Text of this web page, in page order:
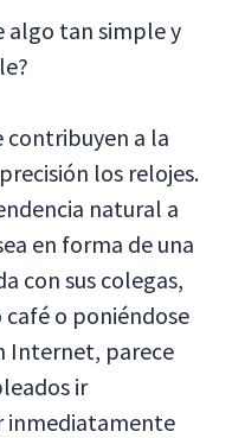
algo tan simple y
contribuyen a la
los relojes.
natural a
en forma de una
con sus colegas,
o poniéndose
Internet, parece
ir
inmediatamente